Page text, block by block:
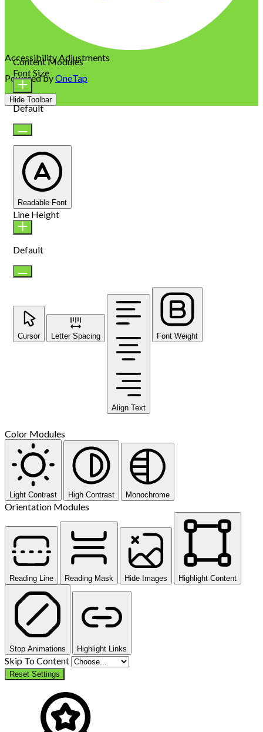
Accessibility Adjustments
Powered byOneTap
Hide Toolbar
Content Modules
Font Size
Default
Readable Font
Line Height
Default
Cursor Letter Spacing
Align Text
Font Weight
Color Modules
Light Contrast High Contrast Monochrome
Orientation Modules
Reading Line Reading Mask Hide Images Highlight Content
Stop Animations Highlight Links
Skip To Content
Reset Settings